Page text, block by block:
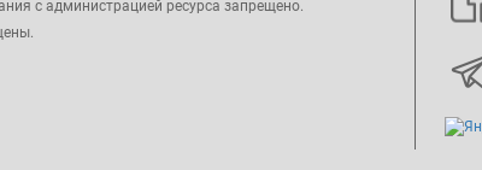
с администрацией ресурса запрещено.